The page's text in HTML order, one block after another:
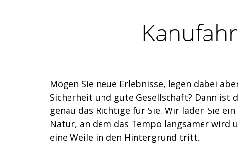
Mögen Sie neue Erlebnisse, legen dabei
Sicherheit und gute Gesellschaft? Dann ist
genau das Richtige für Sie. Wir laden Sie
Natur, an dem das Tempo langsamer wird
eine Weile in den Hintergrund tritt.